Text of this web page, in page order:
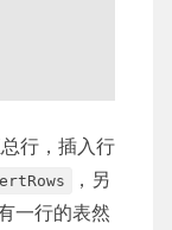
行，插入行
，另
一行的表然